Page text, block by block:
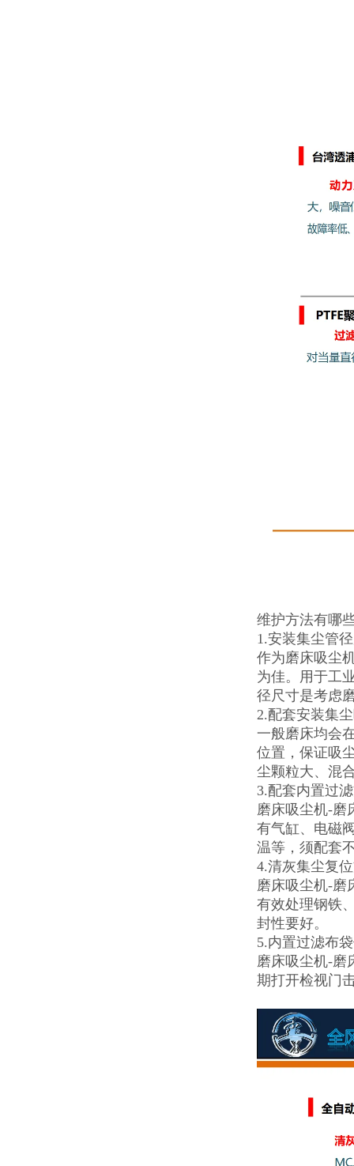
维护方法有哪
1.安装集尘管
作为磨床吸尘
为佳。用于工
径尺寸是考虑
2.配套安装集
一般磨床均会
位置，保证吸
尘颗粒大、混
3.配套内置过
磨床吸尘机-磨
有气缸、电磁
温等，须配套
4.清灰集尘复
磨床吸尘机-磨
有效处理钢铁
封性要好。
5.内置过滤布
磨床吸尘机-磨
期打开检视门